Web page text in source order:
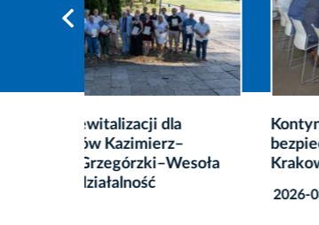
Kontynuacja działań na rzecz
bezpieczeństwa energetycznego
Krakowa